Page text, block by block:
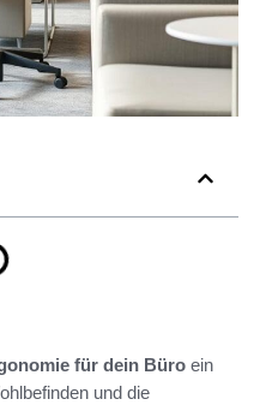
für dein Büro ein
und die